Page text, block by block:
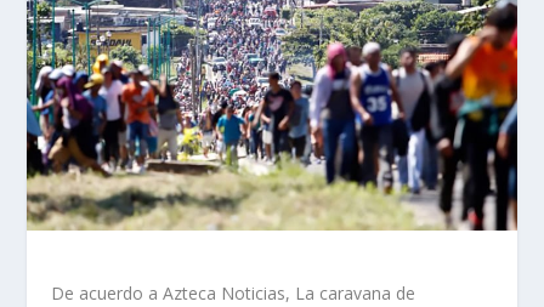
De acuerdo a Azteca Noticias, La caravana de